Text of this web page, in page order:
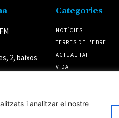
i analitzar el nostre
2, baixos
Categories
NOTÍCIES
TERRES DE L'EBRE
ACTUALITAT
VIDA